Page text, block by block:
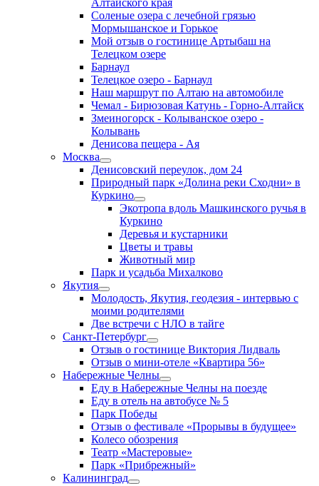
Соленые озера с лечебной грязью
Мормышанское и Горькое
Мой отзыв о гостинице Артыбаш на
Телецком озере
Барнаул
Телецкое озеро - Барнаул
Наш маршрут по Алтаю на автомобиле
Чемал - Бирюзовая Катунь - Горно-Алтайск
Змеиногорск - Колыванское озеро -
Колывань
Денисова пещера - Ая
Москва
Денисовский переулок, дом 24
Природный парк «Долина реки Сходни» в
Куркино
Экотропа вдоль Машкинского ручья в
Куркино
Деревья и кустарники
Цветы и травы
Животный мир
Парк и усадьба Михалково
Якутия
Молодость, Якутия, геодезия - интервью с
моими родителями
Две встречи с НЛО в тайге
Санкт-Петербург
Отзыв о гостинице Виктория Лидваль
Отзыв о мини-отеле «Квартира 56»
Набережные Челны
Еду в Набережные Челны на поезде
Еду в отель на автобусе № 5
Парк Победы
Отзыв о фестивале «Прорывы в будущее»
Колесо обозрения
Театр «Мастеровые»
Парк «Прибрежный»
Калининград